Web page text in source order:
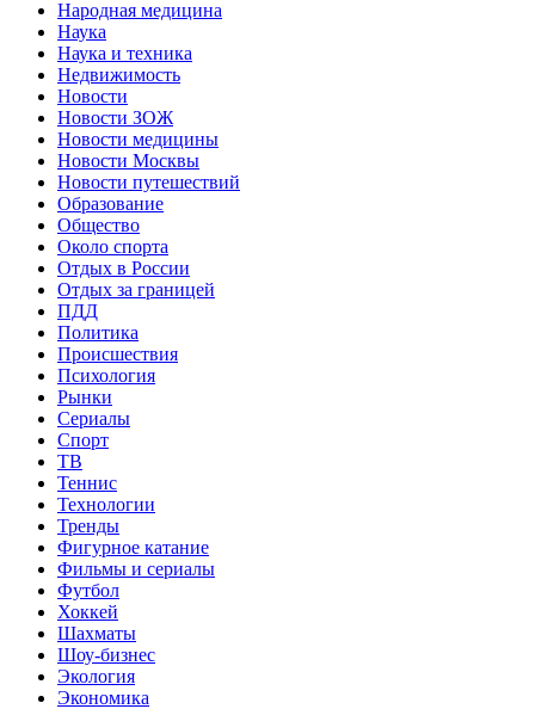
Народная медицина
Наука
Наука и техника
Недвижимость
Новости
Новости ЗОЖ
Новости медицины
Новости Москвы
Новости путешествий
Образование
Общество
Около спорта
Отдых в России
Отдых за границей
ПДД
Политика
Происшествия
Психология
Рынки
Сериалы
Спорт
ТВ
Теннис
Технологии
Тренды
Фигурное катание
Фильмы и сериалы
Футбол
Хоккей
Шахматы
Шоу-бизнес
Экология
Экономика